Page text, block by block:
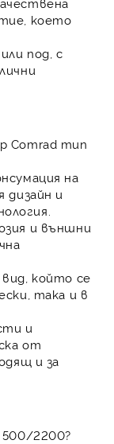
което
под, с
Comrad тип
на
дизайн и
и външни
който се
така и в
и
от
и за
500/2200?